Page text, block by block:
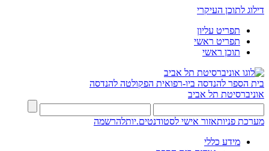
דילוג לתוכן העיקרי
תפריט עליון
תפריט ראשי
תוכן ראשי
בית הספר להנדסה ביו-רפואית הפקולטה להנדסה
אוניברסיטת תל אביב
מערכת פניותאזור אישי לסטודנטים.יותלהרשמה
מידע כללי